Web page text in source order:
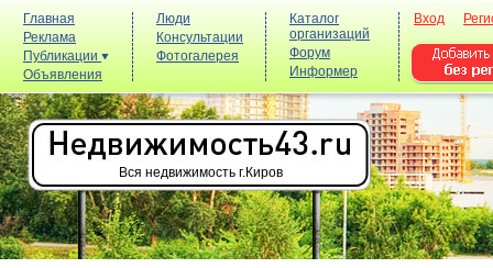
Главная
Реклама
Публикации
Объявления
Люди
Консультации
Фотогалерея
Каталог
организаций
Форум
Информер
Вход
Вся недвижимость г.Киров